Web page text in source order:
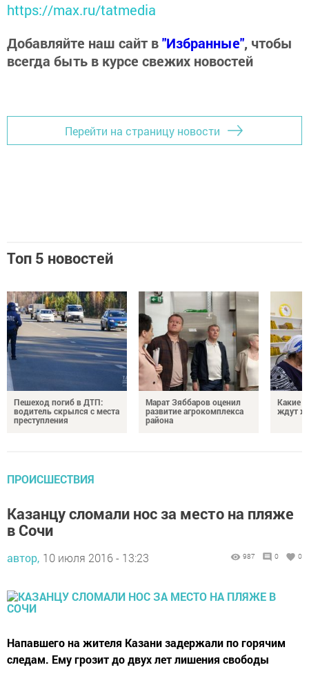
https://max.ru/tatmedia
Добавляйте наш сайт в"Избранные", чтобы
всегда быть в курсе свежих новостей
Перейти на страницу новости
Топ 5 новостей
Пешеход погиб в ДТП:
водитель скрылся с места
преступления
Марат Зяббаров оценил
развитие агрокомплекса
района
Какие
ждут
ПРОИСШЕСТВИЯ
Казанцу сломали нос за место на пляже
в Сочи
автор, 10 июля 2016 - 13:23 987 0 0
Напавшего на жителя Казани задержали по горячим
следам. Ему грозит до двух лет лишения свободы